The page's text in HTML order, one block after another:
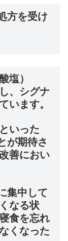
方を受け
塩）
、シグナ
います。
いった
が期待さ
善におい
集中して
なる状
食を忘れ
くなった